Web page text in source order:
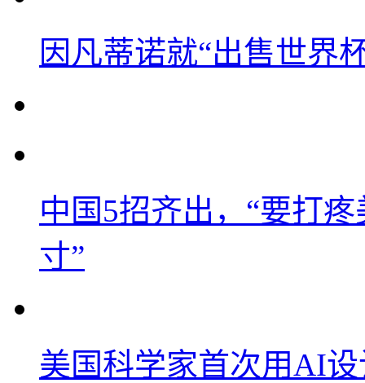
因凡蒂诺就“出售世界
中国5招齐出，“要打
寸”
美国科学家首次用AI